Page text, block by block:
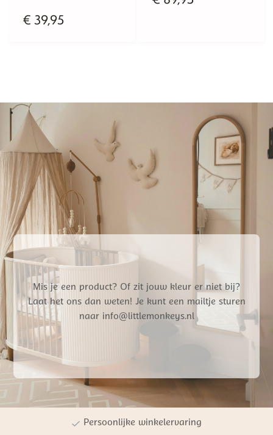
€ 39,95
Mis je een product? Of zit jouw kleur er niet bij?
Laat het ons dan weten! Je kunt een mailtje sturen
naar info@littlemonkeys.nl
Gratis verzending vanaf €50,- NL